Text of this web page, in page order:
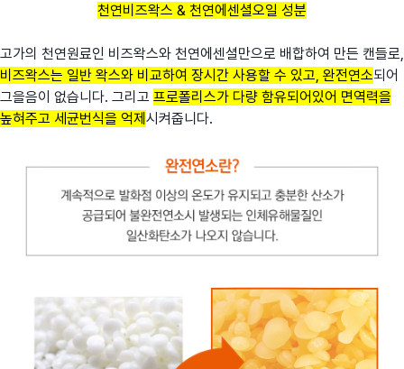
천연비즈왁스 & 천연에센셜오일 성분
고가의 천연원료인 비즈왁스와 천연에센셜만으로 배합하여 만든 캔들로,
비즈왁스는 일반 왁스와 비교하여 장시간 사용할 수 있고, 완전연소되어
그을음이 없습니다. 그리고 프로폴리스가 다량 함유되어있어 면역력을
높혀주고 세균번식을 억제시켜줍니다.